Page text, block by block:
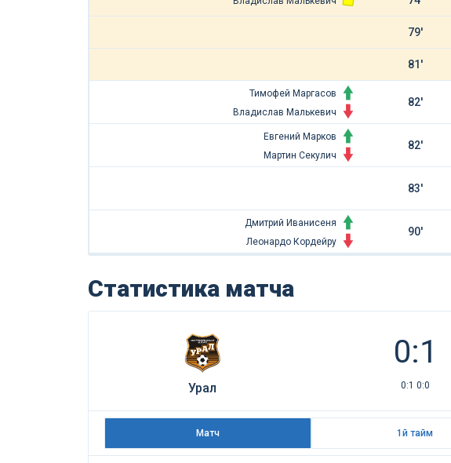
79'
81'
Тимофей Маргасов
Владислав Малькевич
82'
Евгений Марков
Мартин Секулич
82'
83'
Дмитрий Иванисеня
Леонардо Кордейру
90'
Статистика матча
Урал
0:1
0:1 0:0
Матч 1й тайм